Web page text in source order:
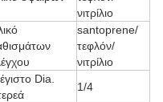
νιτρίλιο
santoprene/
τεφλόν/
νιτρίλιο
Dia.
1/4